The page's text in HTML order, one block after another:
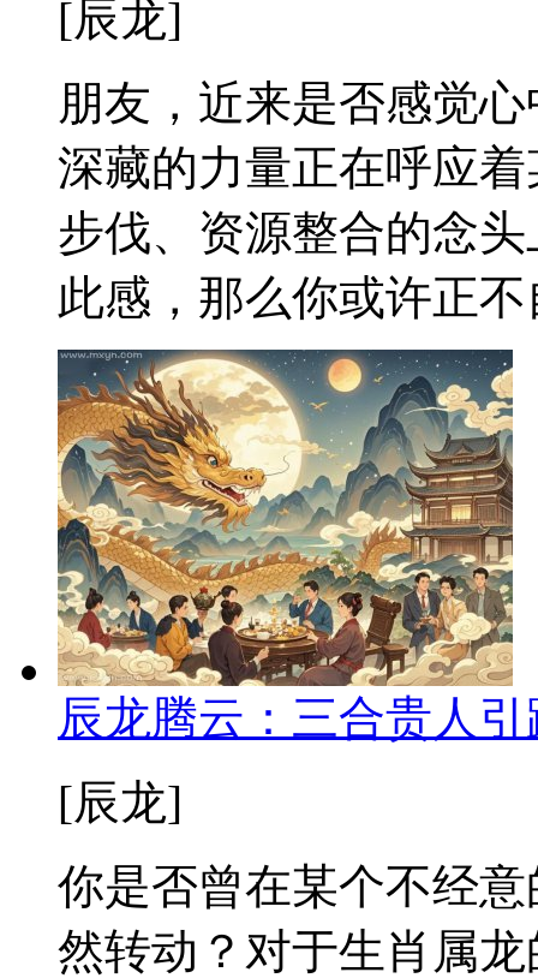
[辰龙]
朋友，近来是否感觉
深藏的力量正在呼应
步伐、资源整合的念
此感，那么你或许正
辰龙腾云：三合贵人
[辰龙]
你是否曾在某个不经
然转动？对于生肖属